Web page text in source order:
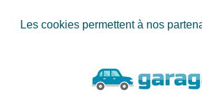
Les cookies permettent à nos